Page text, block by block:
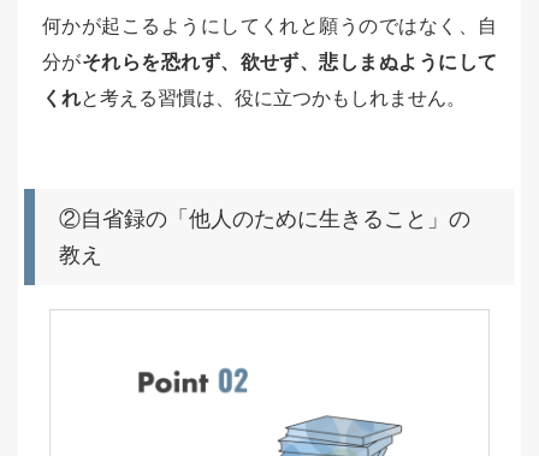
何かが起こるようにしてくれと願うのではなく、自
分がそれらを恐れず、欲せず、悲しまぬようにして
くれと考える習慣は、役に立つかもしれません。
②自省録の「他人のために生きること」の
教え